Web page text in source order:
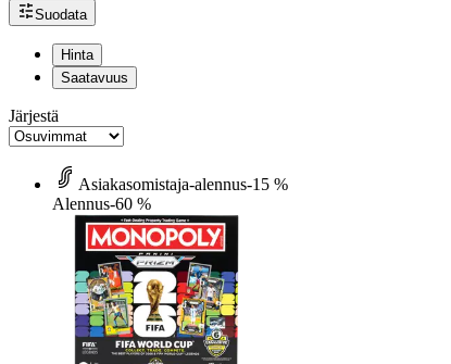
Suodata
Hinta
Saatavuus
Järjestä
Asiakasomistaja-alennus-15 %
Alennus-60 %